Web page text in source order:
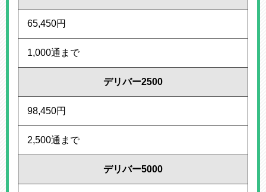
65,450円
1,000通まで
デリバー2500
98,450円
2,500通まで
デリバー5000